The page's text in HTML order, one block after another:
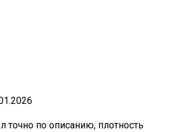
точно по описанию, плотность